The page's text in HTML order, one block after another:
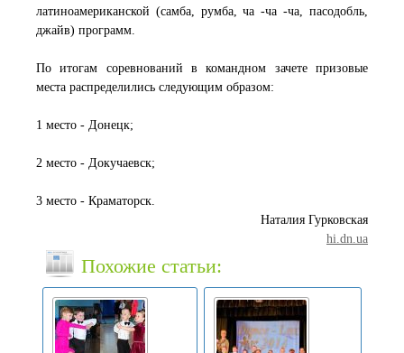
латиноамериканской (самба, румба, ча -ча -ча, пасодобль,
джайв) программ.
По итогам соревнований в командном зачете призовые
места распределились следующим образом:
1 место - Донецк;
2 место - Докучаевск;
3 место - Краматорск.
Наталия Гурковская
hi.dn.ua
Похожие статьи: